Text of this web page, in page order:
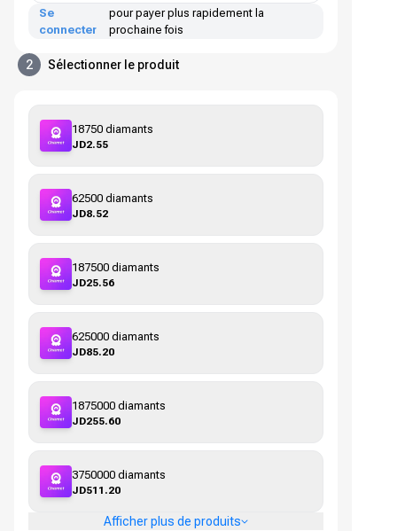
Se
connecter
pour payer plus rapidement la
prochaine fois
2 Sélectionner le produit
18750 diamants
JD2.55
62500 diamants
JD8.52
187500 diamants
JD25.56
625000 diamants
JD85.20
1875000 diamants
JD255.60
3750000 diamants
JD511.20
Afficher plus de produits